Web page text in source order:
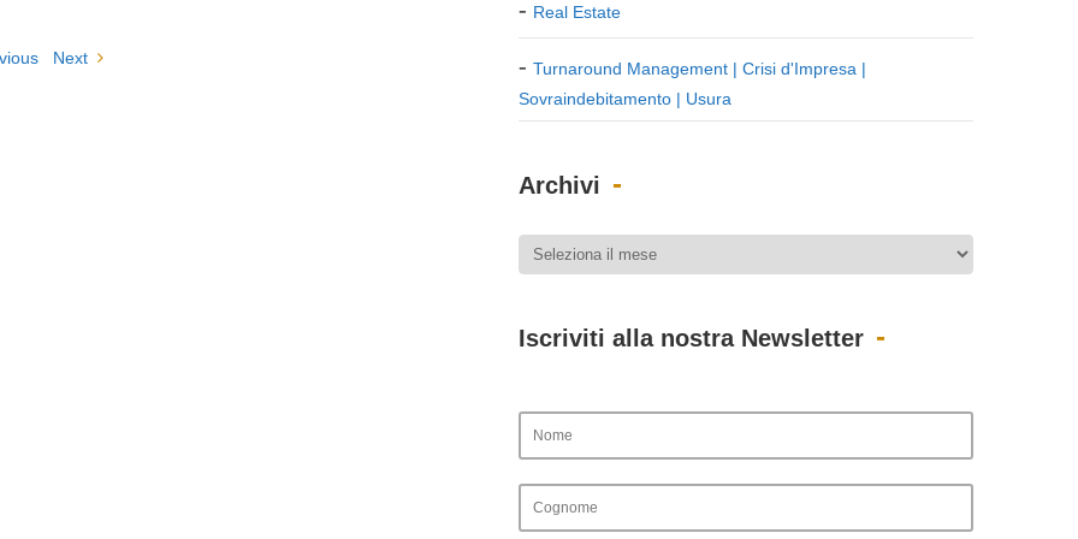
Next
Real Estate
Turnaround Management | Crisi d'Impresa |
Sovraindebitamento | Usura
Archivi
Iscriviti alla nostra Newsletter